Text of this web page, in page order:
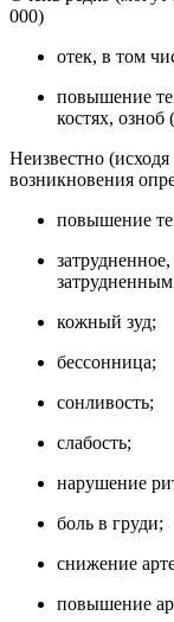
000)
отек, в том
повышение
костях,
Неизвестно
возникновения
повышение
кожный зуд;
бессонница;
сонливость;
слабость;
нарушение
боль в груди;
снижение
повышение